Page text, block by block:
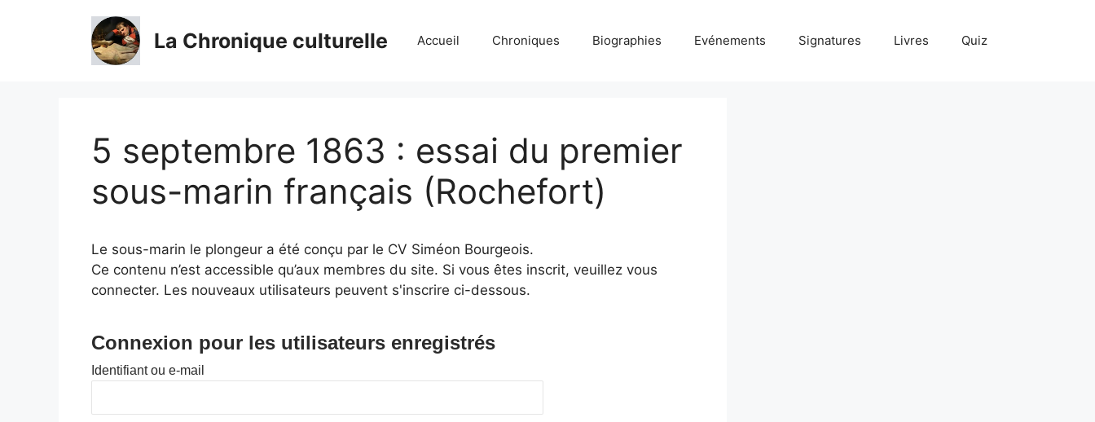
La Chronique culturelle Accueil Chroniques Biographies Evénements Signatures Livres Quiz
5 septembre 1863 : essai du premier
sous-marin français (Rochefort)
Le sous-marin le plongeur a été conçu par le CV Siméon Bourgeois.
Ce contenu n’est accessible qu’aux membres du site. Si vous êtes inscrit, veuillez vous
connecter. Les nouveaux utilisateurs peuvent s'inscrire ci-dessous.
Connexion pour les utilisateurs enregistrés
Identifiant ou e-mail